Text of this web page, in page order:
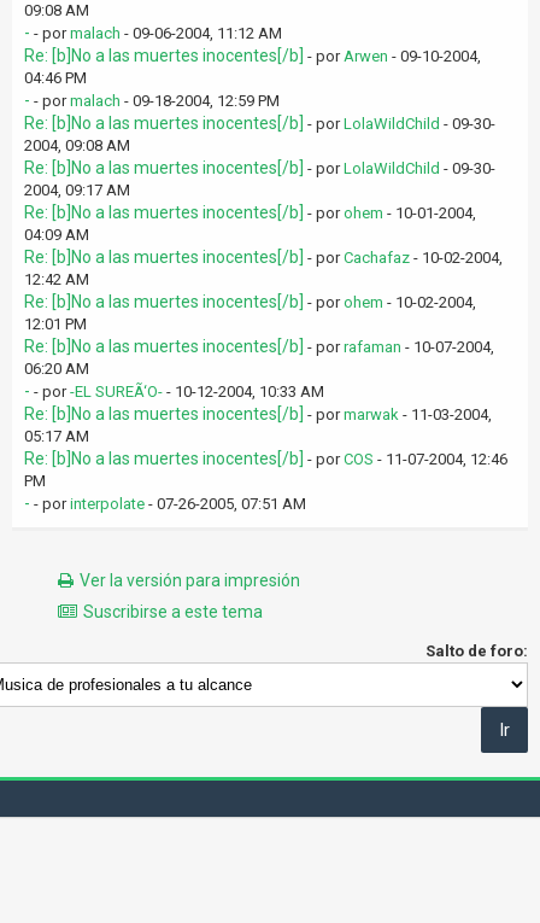
09:08 AM
- - pormalach - 09-06-2004, 11:12 AM
Re: [b]No a las muertes inocentes[/b] - porArwen - 09-10-2004,
04:46 PM
- - pormalach - 09-18-2004, 12:59 PM
Re: [b]No a las muertes inocentes[/b] - porLolaWildChild - 09-30-
2004, 09:08 AM
Re: [b]No a las muertes inocentes[/b] - porLolaWildChild - 09-30-
2004, 09:17 AM
Re: [b]No a las muertes inocentes[/b] - porohem - 10-01-2004,
04:09 AM
Re: [b]No a las muertes inocentes[/b] - porCachafaz - 10-02-2004,
12:42 AM
Re: [b]No a las muertes inocentes[/b] - porohem - 10-02-2004,
12:01 PM
Re: [b]No a las muertes inocentes[/b] - porrafaman - 10-07-2004,
06:20 AM
- - por-EL SUREÃ‘O- - 10-12-2004, 10:33 AM
Re: [b]No a las muertes inocentes[/b] - pormarwak - 11-03-2004,
05:17 AM
Re: [b]No a las muertes inocentes[/b] - porCOS - 11-07-2004, 12:46
PM
- - porinterpolate - 07-26-2005, 07:51 AM
Ver la versión para impresión
Suscribirse a este tema
Salto de foro: